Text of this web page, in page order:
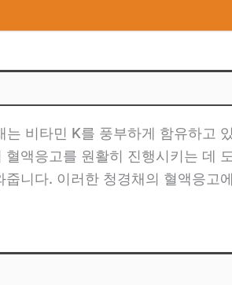
비타민 K를 풍부하게 함유하고
액응고를 원활히 진행시키는 데
니다. 이러한 청경채의 혈액응고